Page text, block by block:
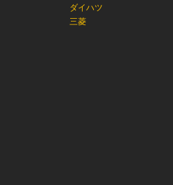
ダイハツ
三菱